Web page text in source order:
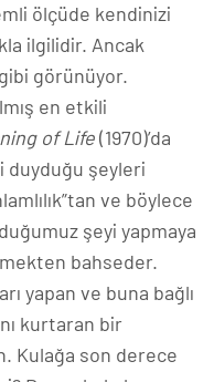
ölçüde kendinizi
ilgilidir. Ancak
görünüyor.
en etkili
of Life(1970)’da
duyduğu şeyleri
ve böylece
şeyi yapmaya
bahseder.
yapan ve buna bağlı
kurtaran bir
Kulağa son derece